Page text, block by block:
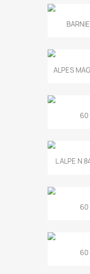
ALPES
60
L ALPE N
60
60